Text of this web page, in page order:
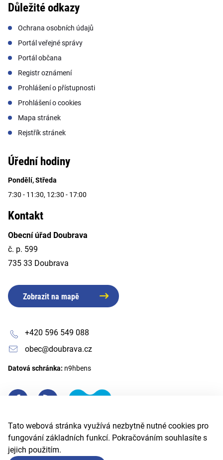
Tato webová stránka využívá nezbytně nutné cookies pro
fungování základních funkcí. Pokračováním souhlasíte s
jejich použitím.
Důležité odkazy
Ochrana osobních údajů
Portál veřejné správy
Portál občana
Registr oznámení
Prohlášení o přístupnosti
Prohlášení o cookies
Mapa stránek
Rejstřík stránek
Úřední hodiny
Pondělí, Středa
7:30 - 11:30, 12:30 - 17:00
Kontakt
Obecní úřad Doubrava
č. p. 599
735 33 Doubrava
Zobrazit na mapě
+420 596 549 088
obec@doubrava.cz
Datová schránka: n9hbens